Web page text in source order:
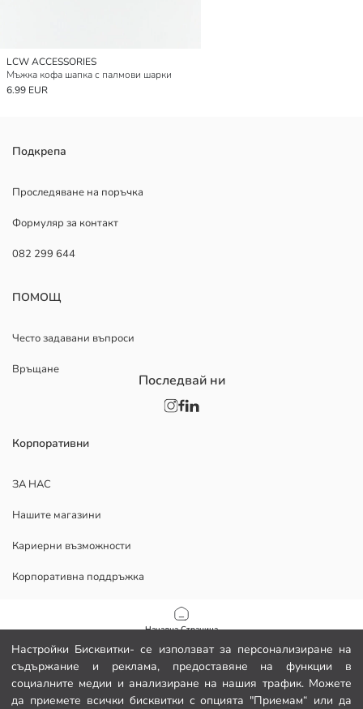
Настройки Бисквитки- се използват за персонализиране на
съдържание и реклама, предоставяне на функции в
социалните медии и анализиране на нашия трафик. Можете
да приемете всички бисквитки с опцията "Приемам“ или да
Начална Страница
Категории
Моята количка
LCW ACCESSORIES
Мъжка кофа шапка с палмови шарки
6.99 EUR
Подкрепа
Проследяване на поръчка
Формуляр за контакт
082 299 644
ПОМОЩ
Често задавани въпроси
Връщане
Корпоративни
ЗА НАС
Нашите магазини
Кариерни възможности
Корпоративна поддръжка
Политика за поверителност и сигурност на данните
Условия за ползване
Последвай ни